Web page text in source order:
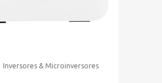
Inversores & Microinversores